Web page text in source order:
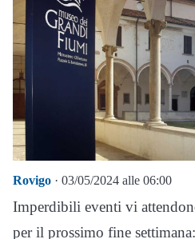
Rovigo · 03/05/2024 alle 06:00
Imperdibili eventi vi
per il prossimo fine